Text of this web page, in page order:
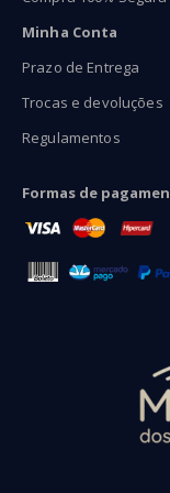
Minha Conta
Prazo de Entrega
Trocas e devoluções
Regulamentos
Formas de